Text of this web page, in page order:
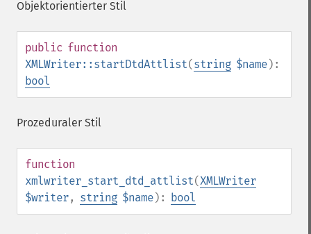
Objektorientierter Stil
public function
XMLWriter::startDtdAttlist(string $name):
bool
Prozeduraler Stil
function
xmlwriter_start_dtd_attlist(XMLWriter
$writer, string $name): bool